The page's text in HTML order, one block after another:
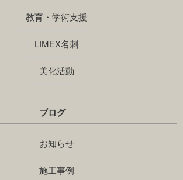
教育・学術支援
LIMEX名刺
美化活動
ブログ
お知らせ
施工事例